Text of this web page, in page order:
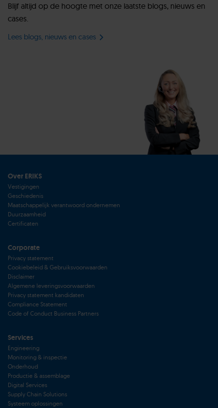
Blijf altijd op de hoogte met onze laatste blogs, nieuws en
cases.
Lees blogs, nieuws en cases
Over ERIKS
Vestigingen
Geschiedenis
Maatschappelijk verantwoord ondernemen
Duurzaamheid
Certificaten
Corporate
Privacy statement
Cookiebeleid & Gebruiksvoorwaarden
Disclaimer
Algemene leveringsvoorwaarden
Privacy statement kandidaten
Compliance Statement
Code of Conduct Business Partners
Services
Engineering
Monitoring & inspectie
Onderhoud
Productie & assemblage
Digital Services
Supply Chain Solutions
Systeem oplossingen